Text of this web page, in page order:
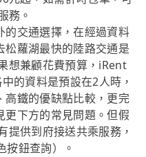
務。
的交通選擇，在經過資料
松蘿湖最快的陸路交通是
想兼顧花費預算，iRent
的資料是預設在2人時，
高鐵的優缺點比較，更完
更下方的常見問題。但假
供到府接送共乘服務，
按鈕查詢）。